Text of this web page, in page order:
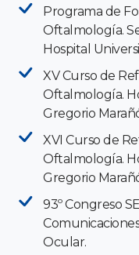
Programa de
Oftalmología.
Hospital
XV Curso de
Oftalmología.
Gregorio
XVI Curso de
Oftalmología.
Gregorio
93º Congreso
Ocular.